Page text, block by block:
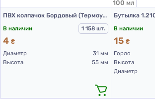
ПВХ колпачок Бордовый (Термоусадочный)
В наличии
1 158 шт.
4 ₴
Диаметр
31 мм
Высота
55 мм
100 мл
В наличии
15 ₴
Горло
Высота
Диаметр